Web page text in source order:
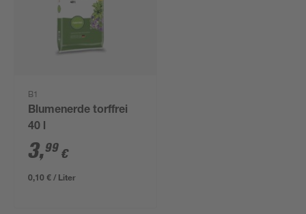
B1
Blumenerde torffrei
40 l
3,99 €
0,10 € / Liter